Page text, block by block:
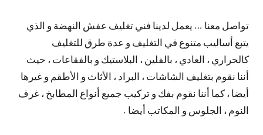
تواصل معنا … يعمل لدينا فني تغليف عفش النهضة و الذي
يتبع أساليب متنوع في التغليف و عدة طرق للتغليف
كالحراري ، العادي ، بالفلين ، البلاستيك و بالفقاعات ، حيث
أننا نقوم بتغليف الشاشات ، البراد ، الأثاث و الأطقم و غيرها
أيضا ، كما أننا نقوم بفك و تركيب جميع أنواع المطابخ ، غرف
النوم ، الجلوس و المكاتب أيضا .